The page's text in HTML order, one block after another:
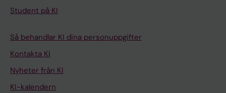
Student på KI
Så behandlar KI dina personuppgifter
Kontakta KI
Nyheter från KI
KI-kalendern